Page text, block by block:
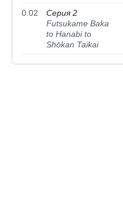
0.02
Серия 2
Futsukame Baka
to Hanabi to
Shōkan Taikai